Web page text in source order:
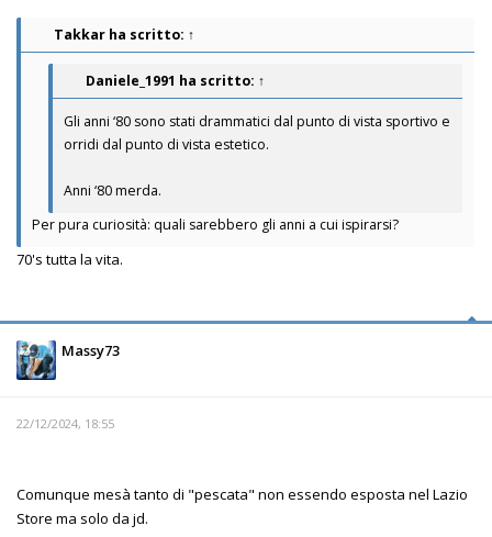
Takkar ha scritto: ↑
Daniele_1991 ha scritto: ↑
Gli anni ‘80 sono stati drammatici dal punto di vista sportivo e
orridi dal punto di vista estetico.
Anni ‘80 merda.
Per pura curiosità: quali sarebbero gli anni a cui ispirarsi?
70's tutta la vita.
Massy73
22/12/2024, 18:55
Comunque mesà tanto di "pescata" non essendo esposta nel Lazio
Store ma solo da jd.